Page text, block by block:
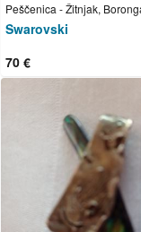
Swarovski
Peščenica - Žitnjak,
70 €